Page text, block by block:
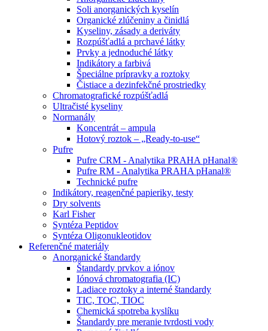
Soli anorganických kyselín
Organické zlúčeniny a činidlá
Kyseliny, zásady a deriváty
Rozpúšťadlá a prchavé látky
Prvky a jednoduché látky
Indikátory a farbivá
Špeciálne prípravky a roztoky
Čistiace a dezinfekčné prostriedky
Chromatografické rozpúšťadlá
Ultračisté kyseliny
Normanály
Koncentrát – ampula
Hotový roztok – „Ready-to-use“
Pufre
Pufre CRM - Analytika PRAHA pHanal®
Pufre RM - Analytika PRAHA pHanal®
Technické pufre
Indikátory, reagenčné papieriky, testy
Dry solvents
Karl Fisher
Syntéza Peptidov
Syntéza Oligonukleotidov
Referenčné materiály
Anorganické štandardy
Štandardy prvkov a iónov
Iónová chromatografia (IC)
Ladiace roztoky a interné štandardy
TIC, TOC, TIOC
Chemická spotreba kyslíku
Štandardy pre meranie tvrdosti vody